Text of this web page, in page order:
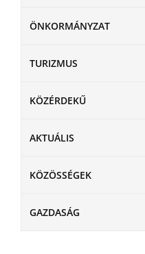
ÖNKORMÁNYZAT
TURIZMUS
KÖZÉRDEKŰ
AKTUÁLIS
KÖZÖSSÉGEK
GAZDASÁG